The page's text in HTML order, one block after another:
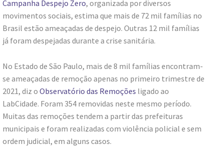
Campanha Despejo Zero, organizada por diversos
movimentos sociais, estima que mais de 72 mil famílias no
Brasil estão ameaçadas de despejo. Outras 12 mil famílias
já foram despejadas durante a crise sanitária.
No Estado de São Paulo, mais de 8 mil famílias encontram-
se ameaçadas de remoção apenas no primeiro trimestre de
2021, diz o Observatório das Remoções ligado ao
LabCidade. Foram 354 removidas neste mesmo período.
Muitas das remoções tendem a partir das prefeituras
municipais e foram realizadas com violência policial e sem
ordem judicial, em alguns casos.